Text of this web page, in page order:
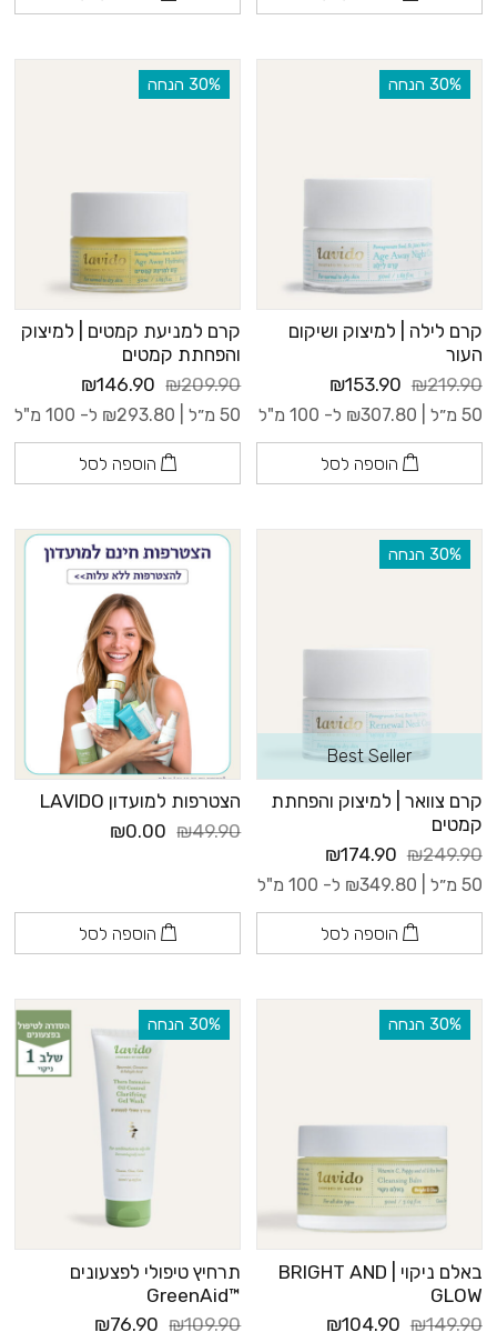
‫30% הנחה
קרם לילה | למיצוק ושיקום
העור
₪219.90
₪153.90
50 מ״ל | ₪307.80 ל- 100 מ"ל
הוספה לסל
‫30% הנחה
קרם למניעת קמטים | למיצוק
והפחתת קמטים
₪209.90
₪146.90
50 מ״ל | ₪293.80 ל- 100 מ"ל
הוספה לסל
‫30% הנחה
Best Seller
קרם צוואר | למיצוק והפחתת
קמטים
₪249.90
₪174.90
50 מ״ל | ₪349.80 ל- 100 מ"ל
הוספה לסל
הצטרפות למועדון LAVIDO
₪49.90
₪0.00
הוספה לסל
‫30% הנחה
באלם ניקוי | BRIGHT AND
GLOW
₪149.90
₪104.90
‫30% הנחה
תרחיץ טיפולי לפצעונים
™GreenAid
₪109.90
₪76.90